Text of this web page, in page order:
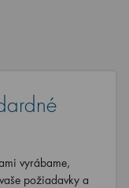
vyrábame,
požiadavky a